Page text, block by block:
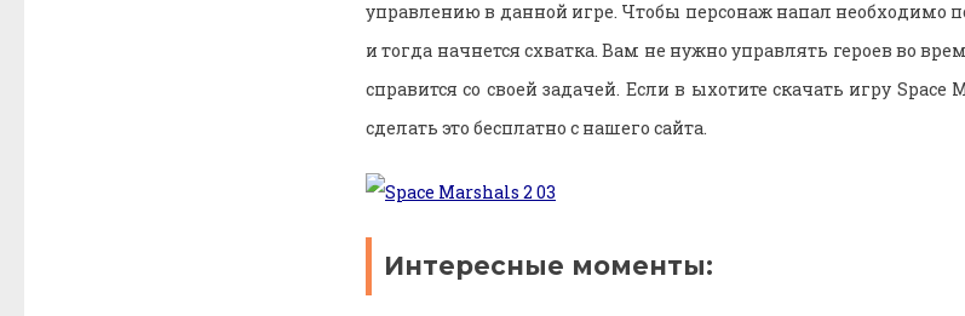
управлению в данной игре. Чтобы персонаж напал необходимо
и тогда начнется схватка. Вам не нужно управлять героев во
справится со своей задачей. Если в ыхотите скачать игру
сделать это бесплатно с нашего сайта.
Интересные моменты: